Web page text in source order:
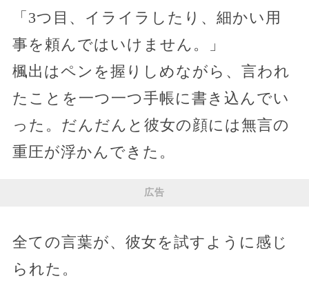
「3つ目、イライラしたり、細かい用
事を頼んではいけません。」
楓出はペンを握りしめながら、言われ
たことを一つ一つ手帳に書き込んでい
った。だんだんと彼女の顔には無言の
重圧が浮かんできた。
広告
全ての言葉が、彼女を試すように感じ
られた。